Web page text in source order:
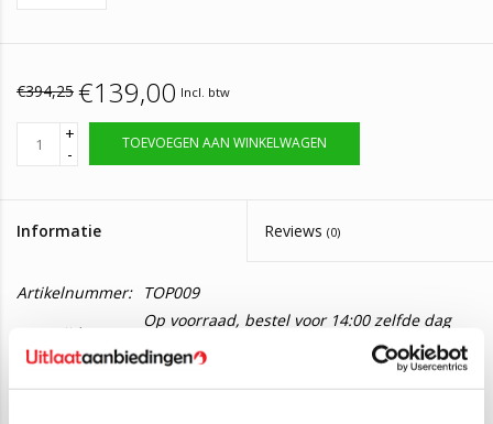
€394,25 €139,00 Incl. btw
+
-
TOEVOEGEN AAN WINKELWAGEN
Informatie Reviews (0)
Artikelnummer:
TOP009
Levertijd:
Op voorraad, bestel voor 14:00 zelfde dag
verzonden
Nieuwe katalysator Hyundai Atos 1.1 vanaf